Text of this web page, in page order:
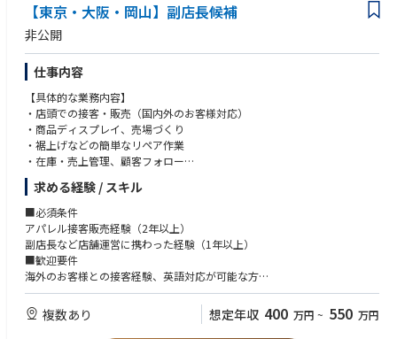
【東京・大阪・岡山】副店長候補
非公開
仕事内容
【具体的な業務内容】
・店頭での接客・販売（国内外のお客様対応）
・商品ディスプレイ、売場づくり
・裾上げなどの簡単なリペア作業
・在庫・売上管理、顧客フォロー
・スタッフの育成・マネジメント
・店舗運営（数値管理・会議出席など）
求める経験 / スキル
■必須条件
アパレル接客販売経験（2年以上）
副店長など店舗運営に携わった経験（1年以上）
■歓迎要件
海外のお客様との接客経験、英語対応が可能な方
自発的に行動できる方、成長意欲のある方
複数あり 想定年収 400 万円 ~ 550 万円